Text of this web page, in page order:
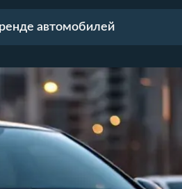
автомобилей